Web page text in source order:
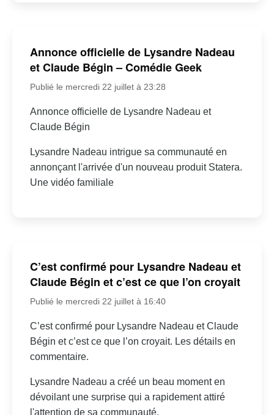
Annonce officielle de Lysandre Nadeau
et Claude Bégin – Comédie Geek
Publié le mercredi 22 juillet à 23:28
Annonce officielle de Lysandre Nadeau et
Claude Bégin
Lysandre Nadeau intrigue sa communauté en
annonçant l'arrivée d'un nouveau produit Statera.
Une vidéo familiale
C’est confirmé pour Lysandre Nadeau et
Claude Bégin et c’est ce que l’on croyait
Publié le mercredi 22 juillet à 16:40
C’est confirmé pour Lysandre Nadeau et Claude
Bégin et c’est ce que l’on croyait. Les détails en
commentaire.
Lysandre Nadeau a créé un beau moment en
dévoilant une surprise qui a rapidement attiré
l'attention de sa communauté.